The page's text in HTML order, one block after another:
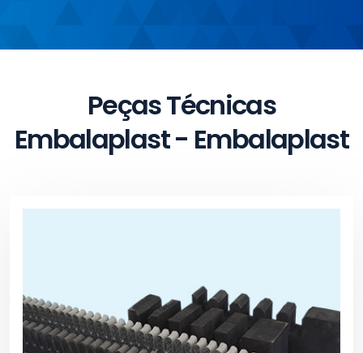
Peças Técnicas
Embalaplast - Embalaplast